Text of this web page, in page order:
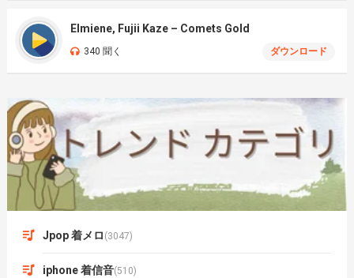
Elmiene, Fujii Kaze – Comets Gold
340 聞く ダウンロード
Jpop 着メロ (3047)
iphone 着信音(510)